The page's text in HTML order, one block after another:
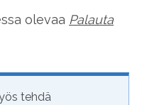
olevaa Palauta
tehdä